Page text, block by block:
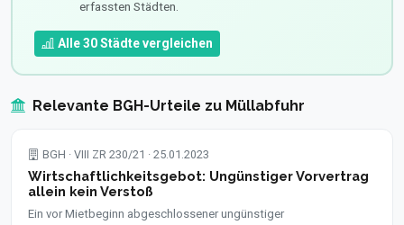
erfassten Städten.
Alle 30 Städte vergleichen
Relevante BGH-Urteile zu Müllabfuhr
BGH · VIII ZR 230/21 · 25.01.2023
Wirtschaftlichkeitsgebot: Ungünstiger Vorvertrag
allein kein Verstoß
Ein vor Mietbeginn abgeschlossener ungünstiger